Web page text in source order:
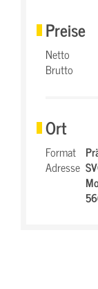
Preise
Netto
Brutto
Ort
Format
Adresse